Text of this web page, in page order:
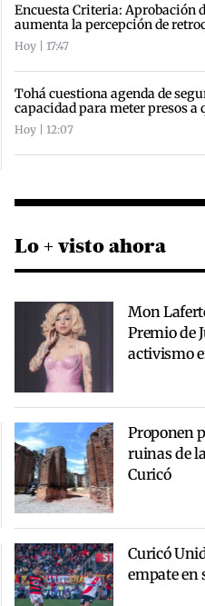
Encuesta Criteria: Aprobación
aumenta la percepción de
Hoy | 17:47
Tohá cuestiona agenda de
capacidad para meter presos
Hoy | 12:07
Lo + visto ahora
Mon
Premio de
activismo
Proponen
ruinas de
Curicó
Curicó
empate en